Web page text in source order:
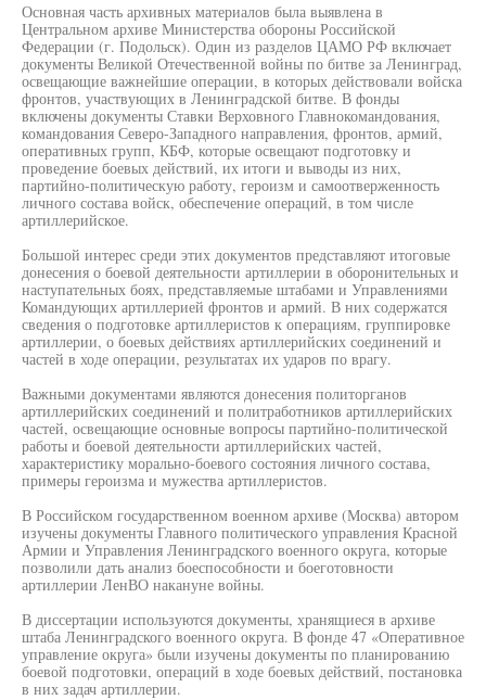
Основная часть архивных материалов была выявлена в
Центральном архиве Министерства обороны Российской
Федерации (г. Подольск). Один из разделов ЦАМО РФ включает
документы Великой Отечественной войны по битве за Ленинград,
освещающие важнейшие операции, в которых действовали войска
фронтов, участвующих в Ленинградской битве. В фонды
включены документы Ставки Верховного Главнокомандования,
командования Северо-Западного направления, фронтов, армий,
оперативных групп, КБФ, которые освещают подготовку и
проведение боевых действий, их итоги и выводы из них,
партийно-политическую работу, героизм и самоотверженность
личного состава войск, обеспечение операций, в том числе
артиллерийское.
Большой интерес среди этих документов представляют итоговые
донесения о боевой деятельности артиллерии в оборонительных и
наступательных боях, представляемые штабами и Управлениями
Командующих артиллерией фронтов и армий. В них содержатся
сведения о подготовке артиллеристов к операциям, группировке
артиллерии, о боевых действиях артиллерийских соединений и
частей в ходе операции, результатах их ударов по врагу.
Важными документами являются донесения политорганов
артиллерийских соединений и политработников артиллерийских
частей, освещающие основные вопросы партийно-политической
работы и боевой деятельности артиллерийских частей,
характеристику морально-боевого состояния личного состава,
примеры героизма и мужества артиллеристов.
В Российском государственном военном архиве (Москва) автором
изучены документы Главного политического управления Красной
Армии и Управления Ленинградского военного округа, которые
позволили дать анализ боеспособности и боеготовности
артиллерии ЛенВО накануне войны.
В диссертации используются документы, хранящиеся в архиве
штаба Ленинградского военного округа. В фонде 47 «Оперативное
управление округа» были изучены документы по планированию
боевой подготовки, операций в ходе боевых действий, постановка
в них задач артиллерии.